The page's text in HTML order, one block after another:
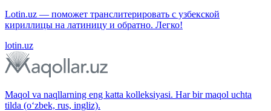
Lotin.uz — поможет транслитерировать с узбекской
кириллицы на латиницу и обратно. Легко!
lotin.uz
Maqol va naqllarning eng katta kolleksiyasi. Har bir maqol uchta
tilda (o‘zbek, rus, ingliz).